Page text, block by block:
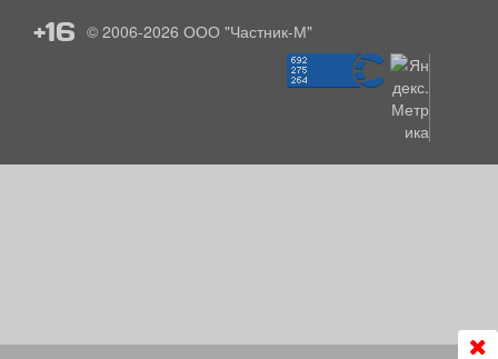
+16 © 2006-2026 ООО "Частник-М"